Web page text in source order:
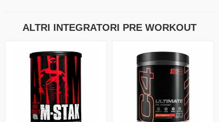
ALTRI INTEGRATORI PRE WORKOUT